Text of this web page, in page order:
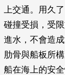
上交通。用久
碰撞受損，受
進水，不會造
肋骨與船板所
船在海上的安